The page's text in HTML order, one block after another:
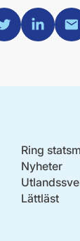
via Twitter
Dela viaDela
Ring
Nyheter
Lättläst